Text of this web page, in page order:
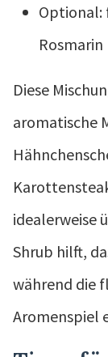
Optional:
Rosmarin
Diese
aromatische
idealerweise
Shrub hilft,
während die
Aromenspiel